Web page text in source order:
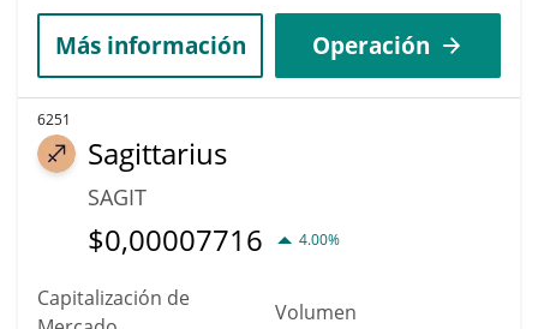
Más información Operación
6251
Sagittarius
SAGIT
$0,00007716 4.00%
Capitalización de
Volumen